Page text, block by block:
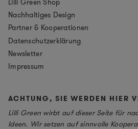
Nachhaltiges Design
Partner & Kooperationen
Datenschutzerklärung
Newsletter
Impressum
ACHTUNG, SIE WERDEN HIER
Lilli Green wirbt auf dieser Seite für
Ideen. Wir setzen auf sinnvolle